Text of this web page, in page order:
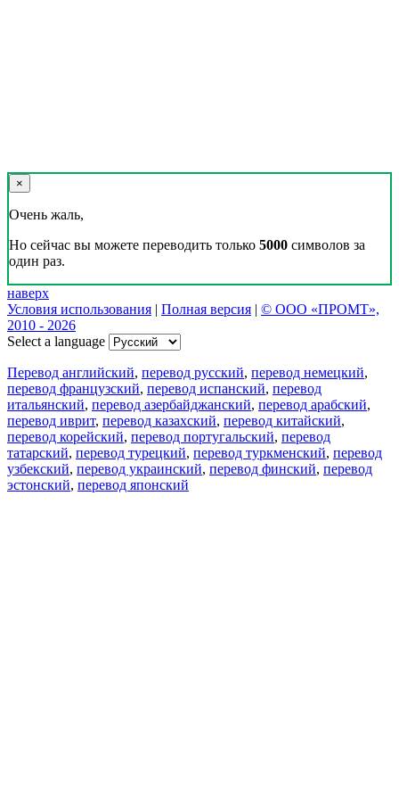
×
Очень жаль,
Но сейчас вы можете переводить только 5000 символов за
один раз.
наверх
Условия использования | Полная версия | © ООО «ПРОМТ»,
2010 - 2026
Select a language
Перевод английский, перевод русский, перевод немецкий,
перевод французский, перевод испанский, перевод
итальянский, перевод азербайджанский, перевод арабский,
перевод иврит, перевод казахский, перевод китайский,
перевод корейский, перевод португальский, перевод
татарский, перевод турецкий, перевод туркменский, перевод
узбекский, перевод украинский, перевод финский, перевод
эстонский, перевод японский